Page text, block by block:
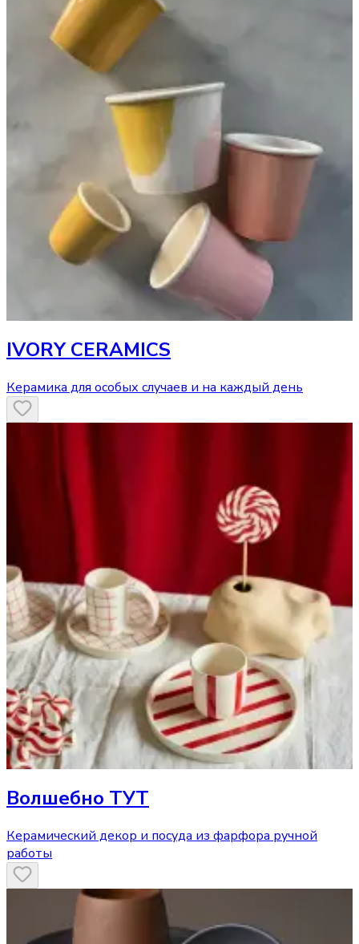
IVORY CERAMICS
Керамика для особых случаев и на каждый день
Волшебно ТУТ
Керамический декор и посуда из фарфора ручной
работы